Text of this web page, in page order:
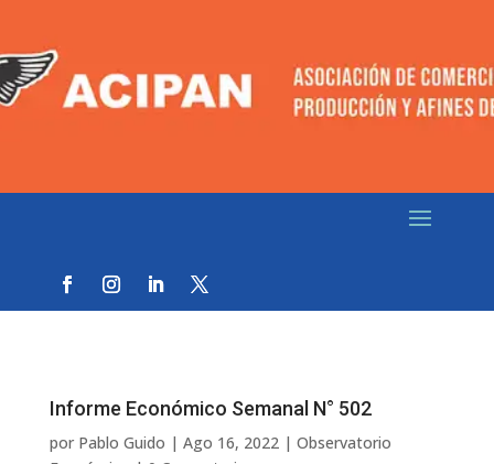
Informe Económico Semanal N° 502
por Pablo Guido | Ago 16, 2022| Observatorio